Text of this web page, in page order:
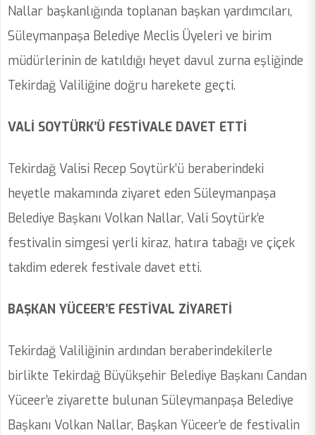
Nallar başkanlığında toplanan başkan yardımcıları,
Süleymanpaşa Belediye Meclis Üyeleri ve birim
müdürlerinin de katıldığı heyet davul zurna eşliğinde
Tekirdağ Valiliğine doğru harekete geçti.
VALİ SOYTÜRK’Ü FESTİVALE DAVET ETTİ
Tekirdağ Valisi Recep Soytürk’ü beraberindeki
heyetle makamında ziyaret eden Süleymanpaşa
Belediye Başkanı Volkan Nallar, Vali Soytürk’e
festivalin simgesi yerli kiraz, hatıra tabağı ve çiçek
takdim ederek festivale davet etti.
BAŞKAN YÜCEER’E FESTİVAL ZİYARETİ
Tekirdağ Valiliğinin ardından beraberindekilerle
birlikte Tekirdağ Büyükşehir Belediye Başkanı Candan
Yüceer’e ziyarette bulunan Süleymanpaşa Belediye
Başkanı Volkan Nallar, Başkan Yüceer’e de festivalin